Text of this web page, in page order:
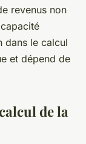
revenus non
dans le calcul
et dépend de
de la